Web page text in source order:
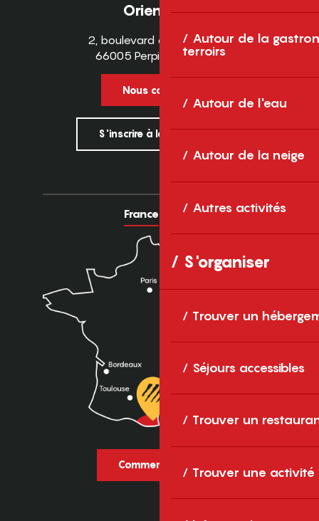
Autour de la
terroirs
Autour de l'eau
Autour de la neige
Autres activités
S'organiser
Trouver un
Séjours accessibles
Trouver un
Trouver une activité
Orientales
2, boulevard des Pyrénées
66005 Perpignan Cedex
Nous contacter
S'inscrire à la newsletter
France Europe
Comment venir ?